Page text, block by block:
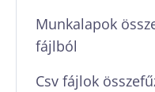
Munkalapok
fájlból
Csv fájlok